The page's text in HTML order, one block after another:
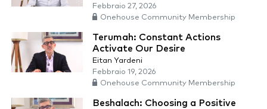
Febbraio 27, 2026
Onehouse Community Membership
Terumah: Constant Actions
Activate Our Desire
Eitan Yardeni
Febbraio 19, 2026
Onehouse Community Membership
Beshalach: Choosing a Positive